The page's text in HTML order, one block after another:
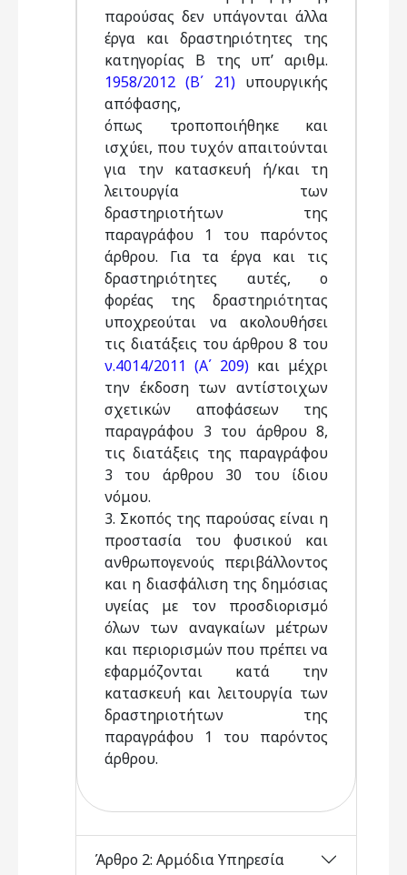
παρούσας δεν υπάγονται άλλα
έργα και δραστηριότητες της
κατηγορίας Β της υπ’ αριθμ.
1958/2012 (Β΄ 21)υπουργικής
απόφασης,
όπως τροποποιήθηκε και
ισχύει, που τυχόν απαιτούνται
για την κατασκευή ή/και τη
λειτουργία των
δραστηριοτήτων της
παραγράφου 1 του παρόντος
άρθρου. Για τα έργα και τις
δραστηριότητες αυτές, ο
φορέας της δραστηριότητας
υποχρεούται να ακολουθήσει
τις διατάξεις του άρθρου 8 του
ν.4014/2011 (Α΄ 209) και μέχρι
την έκδοση των αντίστοιχων
σχετικών αποφάσεων της
παραγράφου 3 του άρθρου 8,
τις διατάξεις της παραγράφου
3 του άρθρου 30 του ίδιου
νόμου.
3. Σκοπός της παρούσας είναι η
προστασία του φυσικού και
ανθρωπογενούς περιβάλλοντος
και η διασφάλιση της δημόσιας
υγείας με τον προσδιορισμό
όλων των αναγκαίων μέτρων
και περιορισμών που πρέπει να
εφαρμόζονται κατά την
κατασκευή και λειτουργία των
δραστηριοτήτων της
παραγράφου 1 του παρόντος
άρθρου.
Άρθρο 2: Αρμόδια Υπηρεσία